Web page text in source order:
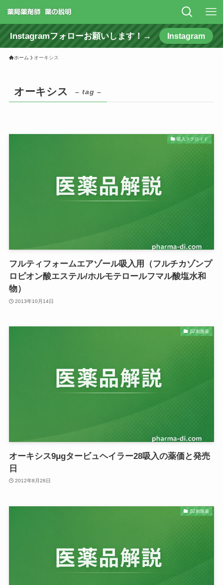
Instagramフォローお願いします！→ Instagram
ホーム オーキシス
オーキシス – tag –
吸入ステロイド
フルティフォームエアゾール吸入用（フルチカゾンプ
ロピオン酸エステル/ホルモテロールフマル酸塩水和
物）
2013年10月14日
β2刺激薬
オーキシス9μgタービュヘイラー28吸入の薬価と発売
日
2012年8月28日
β2刺激薬